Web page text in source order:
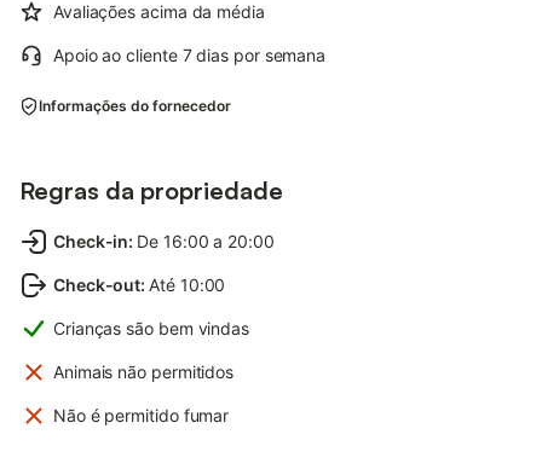
Avaliações acima da média
Apoio ao cliente 7 dias por semana
Informações do fornecedor
Regras da propriedade
Check-in: De 16:00 a 20:00
Check-out: Até 10:00
Crianças são bem vindas
Animais não permitidos
Não é permitido fumar